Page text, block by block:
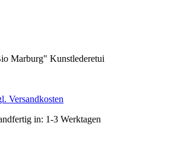
Versandkosten
in: 1-3 Werktagen